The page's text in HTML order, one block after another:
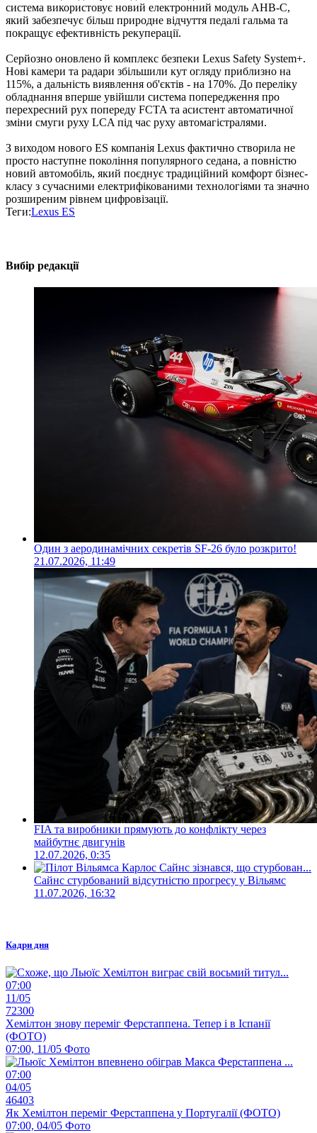
система використовує новий електронний модуль AHB-C,
який забезпечує більш природне відчуття педалі гальма та
покращує ефективність рекуперації.
Серйозно оновлено й комплекс безпеки Lexus Safety System+.
Нові камери та радари збільшили кут огляду приблизно на
115%, а дальність виявлення об'єктів - на 170%. До переліку
обладнання вперше увійшли система попередження про
перехресний рух попереду FCTA та асистент автоматичної
зміни смуги руху LCA під час руху автомагістралями.
З виходом нового ES компанія Lexus фактично створила не
просто наступне покоління популярного седана, а повністю
новий автомобіль, який поєднує традиційний комфорт бізнес-
класу з сучасними електрифікованими технологіями та значно
розширеним рівнем цифровізації.
Теги:Lexus ES
Вибір редакції
Один з аеродинамічних секретів SF-26 було розкрито!
21.07.2026, 11:49
FIA та виробники прямують до конфлікту через
майбутнє двигунів
12.07.2026, 0:35
Сайнс стурбований відсутністю прогресу у Вільямс
11.07.2026, 16:32
Кадри дня
07:00
11/05
72300
Хемілтон знову переміг Ферстаппена. Тепер і в Іспанії
(ФОТО)
07:00, 11/05 Фото
07:00
04/05
46403
Як Хемілтон переміг Ферстаппена у Португалії (ФОТО)
07:00, 04/05 Фото